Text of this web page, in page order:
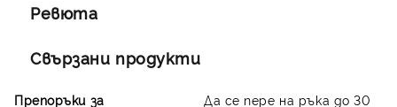
Ревюта
Свързани продукти
Препоръки за Да се пере на ръка до 30